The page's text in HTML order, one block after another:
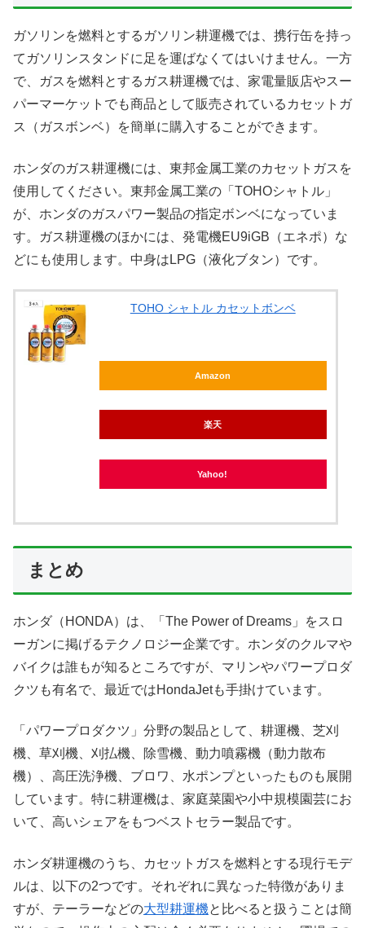
ガソリンを燃料とするガソリン耕運機では、携行缶を持っ
てガソリンスタンドに足を運ばなくてはいけません。一方
で、ガスを燃料とするガス耕運機では、家電量販店やスー
パーマーケットでも商品として販売されているカセットガ
ス（ガスボンベ）を簡単に購入することができます。
ホンダのガス耕運機には、東邦金属工業のカセットガスを
使用してください。東邦金属工業の「TOHOシャトル」
が、ホンダのガスパワー製品の指定ボンベになっていま
す。ガス耕運機のほかには、発電機EU9iGB（エネポ）な
どにも使用します。中身はLPG（液化ブタン）です。
TOHO シャトル カセットボンベ
Amazon
楽天
Yahoo!
まとめ
ホンダ（HONDA）は、「The Power of Dreams」をスロ
ーガンに掲げるテクノロジー企業です。ホンダのクルマや
バイクは誰もが知るところですが、マリンやパワープロダ
クツも有名で、最近ではHondaJetも手掛けています。
「パワープロダクツ」分野の製品として、耕運機、芝刈
機、草刈機、刈払機、除雪機、動力噴霧機（動力散布
機）、高圧洗浄機、ブロワ、水ポンプといったものも展開
しています。特に耕運機は、家庭菜園や小中規模園芸にお
いて、高いシェアをもつベストセラー製品です。
ホンダ耕運機のうち、カセットガスを燃料とする現行モデ
ルは、以下の2つです。それぞれに異なった特徴がありま
すが、テーラーなどの大型耕運機と比べると扱うことは簡